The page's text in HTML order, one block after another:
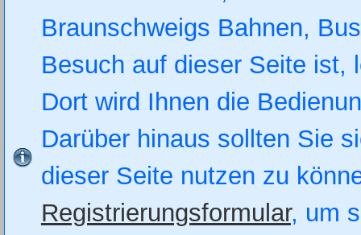
Braunschweigs Bahnen,
Besuch auf dieser Seite
Dort wird Ihnen die
Darüber hinaus sollten Sie
dieser Seite nutzen zu
Registrierungsformular, um